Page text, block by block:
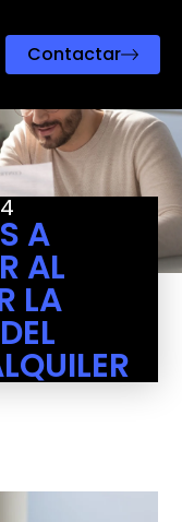
Contactar
A
AL
LA